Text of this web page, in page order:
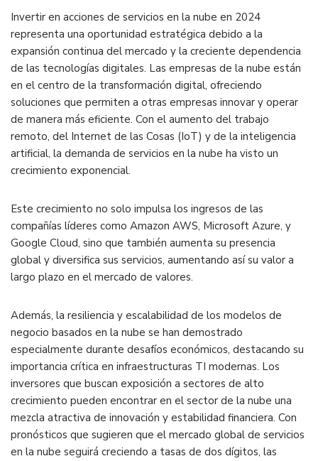
Invertir en acciones de servicios en la nube en 2024
representa una oportunidad estratégica debido a la
expansión continua del mercado y la creciente dependencia
de las tecnologías digitales. Las empresas de la nube están
en el centro de la transformación digital, ofreciendo
soluciones que permiten a otras empresas innovar y operar
de manera más eficiente. Con el aumento del trabajo
remoto, del Internet de las Cosas (IoT) y de la inteligencia
artificial, la demanda de servicios en la nube ha visto un
crecimiento exponencial.
Este crecimiento no solo impulsa los ingresos de las
compañías líderes como Amazon AWS, Microsoft Azure, y
Google Cloud, sino que también aumenta su presencia
global y diversifica sus servicios, aumentando así su valor a
largo plazo en el mercado de valores.
Además, la resiliencia y escalabilidad de los modelos de
negocio basados en la nube se han demostrado
especialmente durante desafíos económicos, destacando su
importancia crítica en infraestructuras TI modernas. Los
inversores que buscan exposición a sectores de alto
crecimiento pueden encontrar en el sector de la nube una
mezcla atractiva de innovación y estabilidad financiera. Con
pronósticos que sugieren que el mercado global de servicios
en la nube seguirá creciendo a tasas de dos dígitos, las